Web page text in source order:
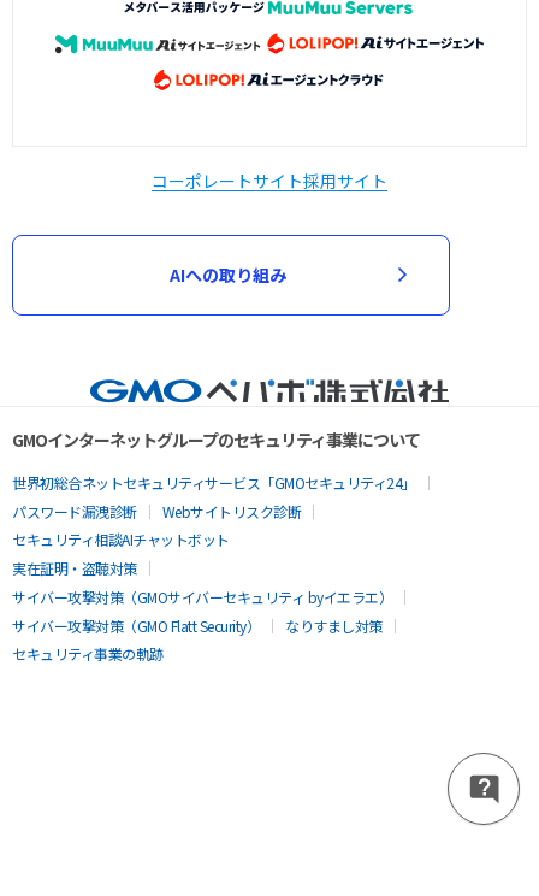
コーポレートサイト採用サイト
AIへの取り組み
GMOインターネットグループのセキュリティ事業について
世界初総合ネットセキュリティサービス「GMOセキュリティ24」
パスワード漏洩診断
Webサイトリスク診断
セキュリティ相談AIチャットボット
実在証明・盗聴対策
サイバー攻撃対策（GMOサイバーセキュリティ byイエラエ）
サイバー攻撃対策（GMO Flatt Security）
なりすまし対策
セキュリティ事業の軌跡